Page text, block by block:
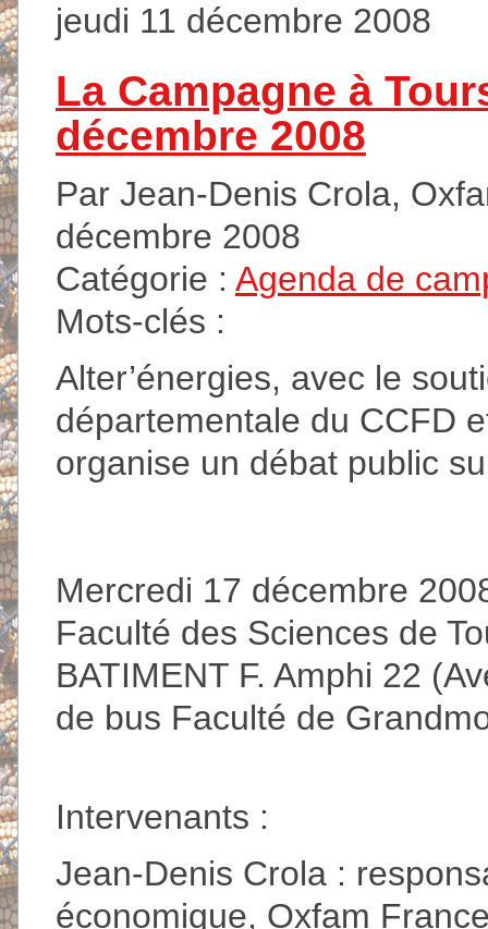
jeudi 11 décembre 2008
La Campagne à
décembre 2008
Par Jean-Denis Crola,
décembre 2008
Catégorie : Agenda de
Mots-clés :
Alter’énergies, avec le
départementale du CCFD
organise un débat public
Mercredi 17 décembre
Faculté des Sciences de
BATIMENT F. Amphi 22
de bus Faculté de
Intervenants :
Jean-Denis Crola :
économique, Oxfam